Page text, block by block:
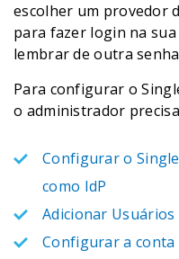
escolher um provedor
para fazer login na
lembrar de outra
Para configurar o
o administrador
Configurar o
como IdP
Adicionar Usuários
Configurar a conta